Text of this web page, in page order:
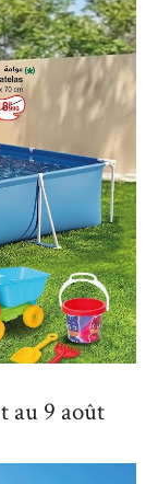
au 9 août